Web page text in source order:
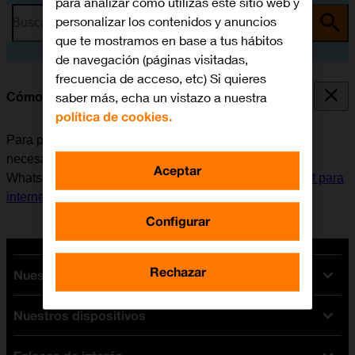
Busca por problema o tema
Cómo instalar WhatsApp Messenger
Para poder usar WhatsApp Messenger en la tablet, es
necesario instalar esta aplicación. Antes de instalar
WhatsApp Messenger, es necesario
configurar la tablet para
internet
Nuestras tarifas
Tarifas Orange
Tarifas fibra y móvil
Nuestros dispositivos
personalizar los contenidos y anuncios
que te mostramos en base a tus hábitos
de navegación (páginas visitadas,
frecuencia de acceso, etc) Si quieres
saber más, echa un vistazo a nuestra
política de cookies.
Configurar
Rechazar
Aceptar